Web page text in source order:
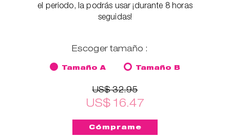
el periodo, la podrás usar ¡durante 8 horas
seguidas!
Escoger tamaño :
Tamaño A Tamaño B
US$ 32.95
US$ 16.47